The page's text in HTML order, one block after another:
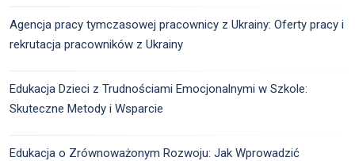
Agencja pracy tymczasowej pracownicy z Ukrainy: Oferty pracy i
rekrutacja pracowników z Ukrainy
Edukacja Dzieci z Trudnościami Emocjonalnymi w Szkole:
Skuteczne Metody i Wsparcie
Edukacja o Zrównoważonym Rozwoju: Jak Wprowadzić